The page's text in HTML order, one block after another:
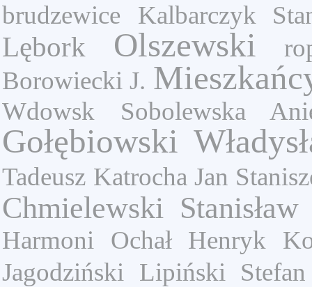
brudzewice Kalbarczyk
Lębork Olszewski
Borowiecki J.
Wdowsk Sobolewska
Gołębiowski
Tadeusz Katrocha Jan
Chmielewski Stanisław
Harmoni Ochał Henryk
Jagodziński
Lipiński Stefan